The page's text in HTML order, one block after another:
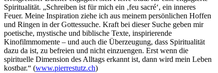
Spiritualität. „Schreiben ist für mich ein ‚feu sacré‘, ein inneres
Feuer. Meine Inspiration ziehe ich aus meinem persönlichen Hoffen
und Ringen in der Gottessuche. Kraft bei dieser Suche geben mir
poetische, mystische und biblische Texte, inspirierende
Kinofilmmomente – und auch die Überzeugung, dass Spiritualität
dazu da ist, zu befreien und nicht einzuengen. Erst wenn die
spirituelle Dimension des Alltags erkannt ist, dann wird mein Leben
kostbar.“ (www.pierrestutz.ch)